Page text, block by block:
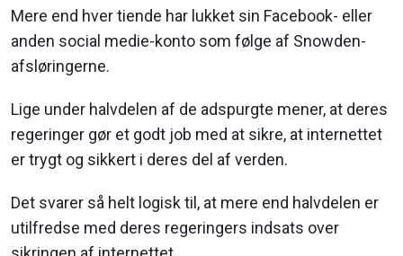
Mere end hver tiende har lukket sin Facebook- eller
anden social medie-konto som følge af Snowden-
afsløringerne.
Lige under halvdelen af de adspurgte mener, at deres
regeringer gør et godt job med at sikre, at internettet
er trygt og sikkert i deres del af verden.
Det svarer så helt logisk til, at mere end halvdelen er
utilfredse med deres regeringers indsats over